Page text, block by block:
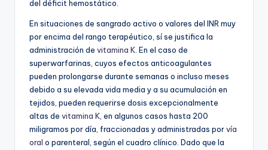
del déficit hemostático.
En situaciones de sangrado activo o valores del INR muy
por encima del rango terapéutico, sí se justifica la
administración de vitamina K . En el caso de
superwarfarinas, cuyos efectos anticoagulantes
pueden prolongarse durante semanas o incluso meses
debido a su elevada vida media y a su acumulación en
tejidos, pueden requerirse dosis excepcionalmente
altas de vitamina K , en algunos casos hasta 200
miligramos por día, fraccionadas y administradas porvía
oral o parenteral, según el cuadro clínico. Dado que la